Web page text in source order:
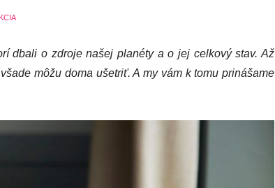
dbali o zdroje našej planéty a o jej celkový stav. Až
môžu doma ušetriť. A my vám k tomu prinášame